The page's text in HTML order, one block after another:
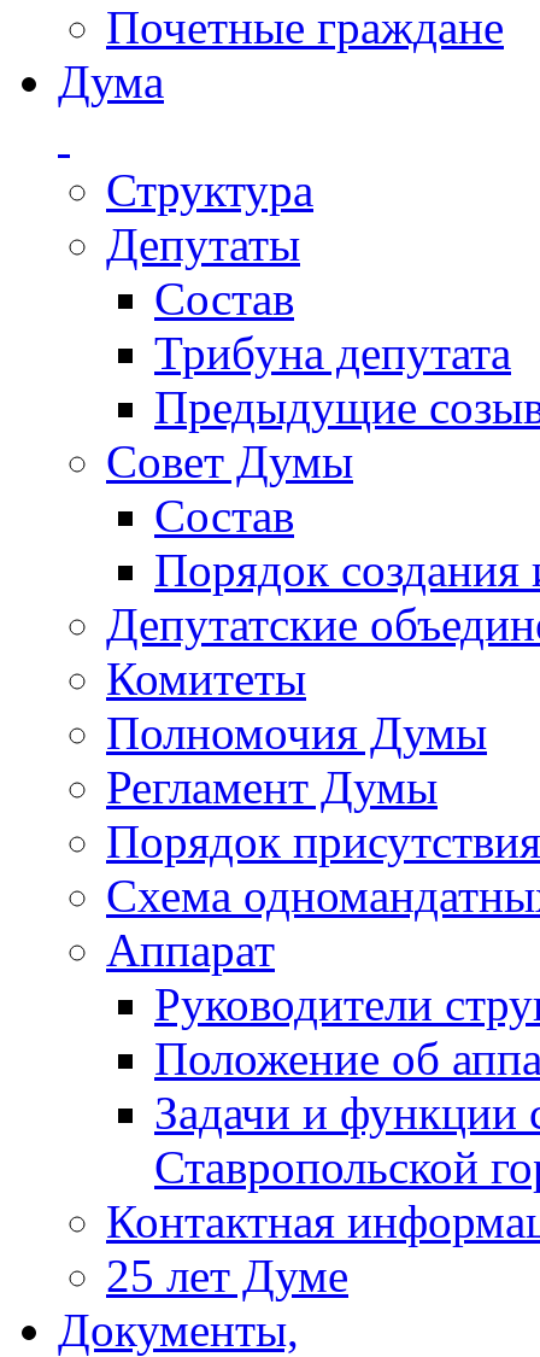
Почетные граждане
Дума
Структура
Депутаты
Состав
Трибуна депутата
Предыдущие
Совет Думы
Состав
Порядок создания
Депутатские
Комитеты
Полномочия Думы
Регламент Думы
Порядок
Схема
Аппарат
Руководители
Положение об
Задачи и функции
Ставропольской
Контактная
25 лет Думе
Документы,